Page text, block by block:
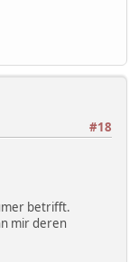
#18
betrifft.
mir deren